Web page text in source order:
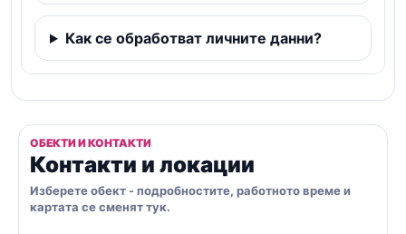
Как се обработват личните данни?
ОБЕКТИ И КОНТАКТИ
Контакти и локации
Изберете обект - подробностите, работното време и
картата се сменят тук.